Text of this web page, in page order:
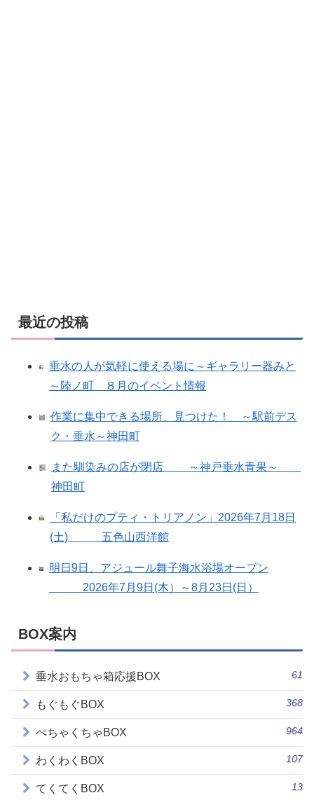
最近の投稿
垂水の人が気軽に使える場に～ギャラリー器みと
～陸ノ町 ８月のイベント情報
作業に集中できる場所、見つけた！ ～駅前デス
ク・垂水～神田町
また馴染みの店が閉店 ～神戸垂水青果～
神田町
「私だけのプティ・トリアノン」2026年7月18日
(土) 五色山西洋館
明日9日、アジュール舞子海水浴場オープン
2026年7月9日(木）～8月23日(日）
BOX案内
垂水おもちゃ箱応援BOX 61
もぐもぐBOX 368
ぺちゃくちゃBOX 964
わくわくBOX 107
てくてくBOX 13